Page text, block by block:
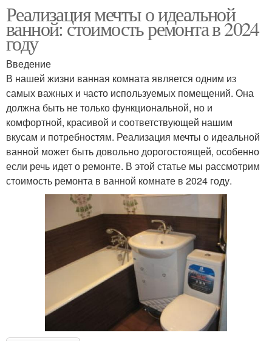
Реализация мечты о идеальной
ванной: стоимость ремонта в 2024
году
Введение
В нашей жизни ванная комната является одним из
самых важных и часто используемых помещений. Она
должна быть не только функциональной, но и
комфортной, красивой и соответствующей нашим
вкусам и потребностям. Реализация мечты о идеальной
ванной может быть довольно дорогостоящей, особенно
если речь идет о ремонте. В этой статье мы рассмотрим
стоимость ремонта в ванной комнате в 2024 году.